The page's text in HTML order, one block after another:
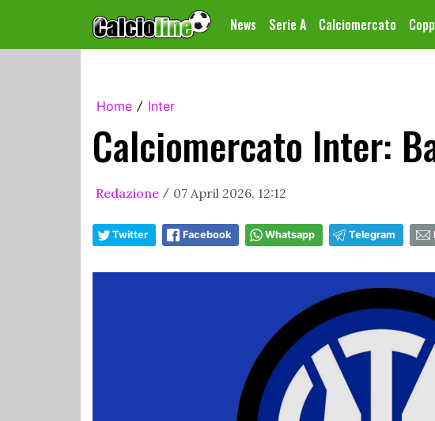
News Serie A Calciomercato
Home / Inter
Calciomercato Inter:
Redazione / 07 April 2026, 12:12
Twitter Facebook Whatsapp Telegram